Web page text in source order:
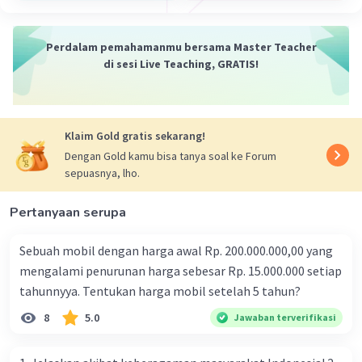
- Cetak saring (stencil): Seperti serigrafi, di mana
seniman menggunakan screen untuk mencetak desain.
Meskipun dapat direproduksi, setiap hasil cetakan
biasanya membuat edisi terbatas dengan nomor dan
tanda tangan, sehingga setiap cetakan memiliki nilai
kolektibilitas.
4. Ekspresivitas
mengekspresikan ide dan gagasannya melalui berbagai
teknik cetak yang unik dan khas. Setiap teknik memiliki
karakteristik visual yang berbeda, sehingga seniman
dapat memilih teknik yang sesuai dengan konsep
karyanya.
Perdalam pemahamanmu bersama Master Teacher
di sesi Live Teaching, GRATIS!
Klaim Gold gratis sekarang!
Dengan Gold kamu bisa tanya soal ke Forum
sepuasnya, lho.
Pertanyaan serupa
Sebuah mobil dengan harga awal Rp. 200.000.000,00 yang
mengalami penurunan harga sebesar Rp. 15.000.000 setiap
tahunnyya. Tentukan harga mobil setelah 5 tahun?
8 5.0 Jawaban terverifikasi